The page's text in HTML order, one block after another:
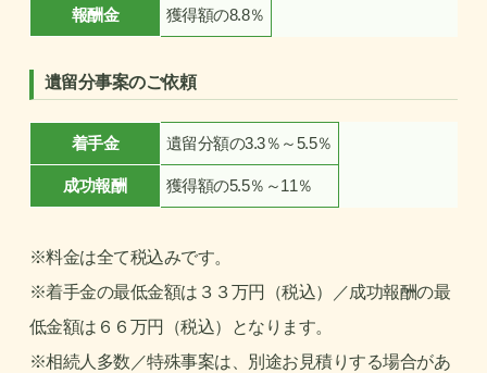
報酬金 獲得額の8.8％
遺留分事案のご依頼
着手金 遺留分額の3.3％～5.5％
成功報酬 獲得額の5.5％～11％
※料金は全て税込みです。
※着手金の最低金額は３３万円（税込）／成功報酬の最
低金額は６６万円（税込）となります。
※相続人多数／特殊事案は、別途お見積りする場合があ